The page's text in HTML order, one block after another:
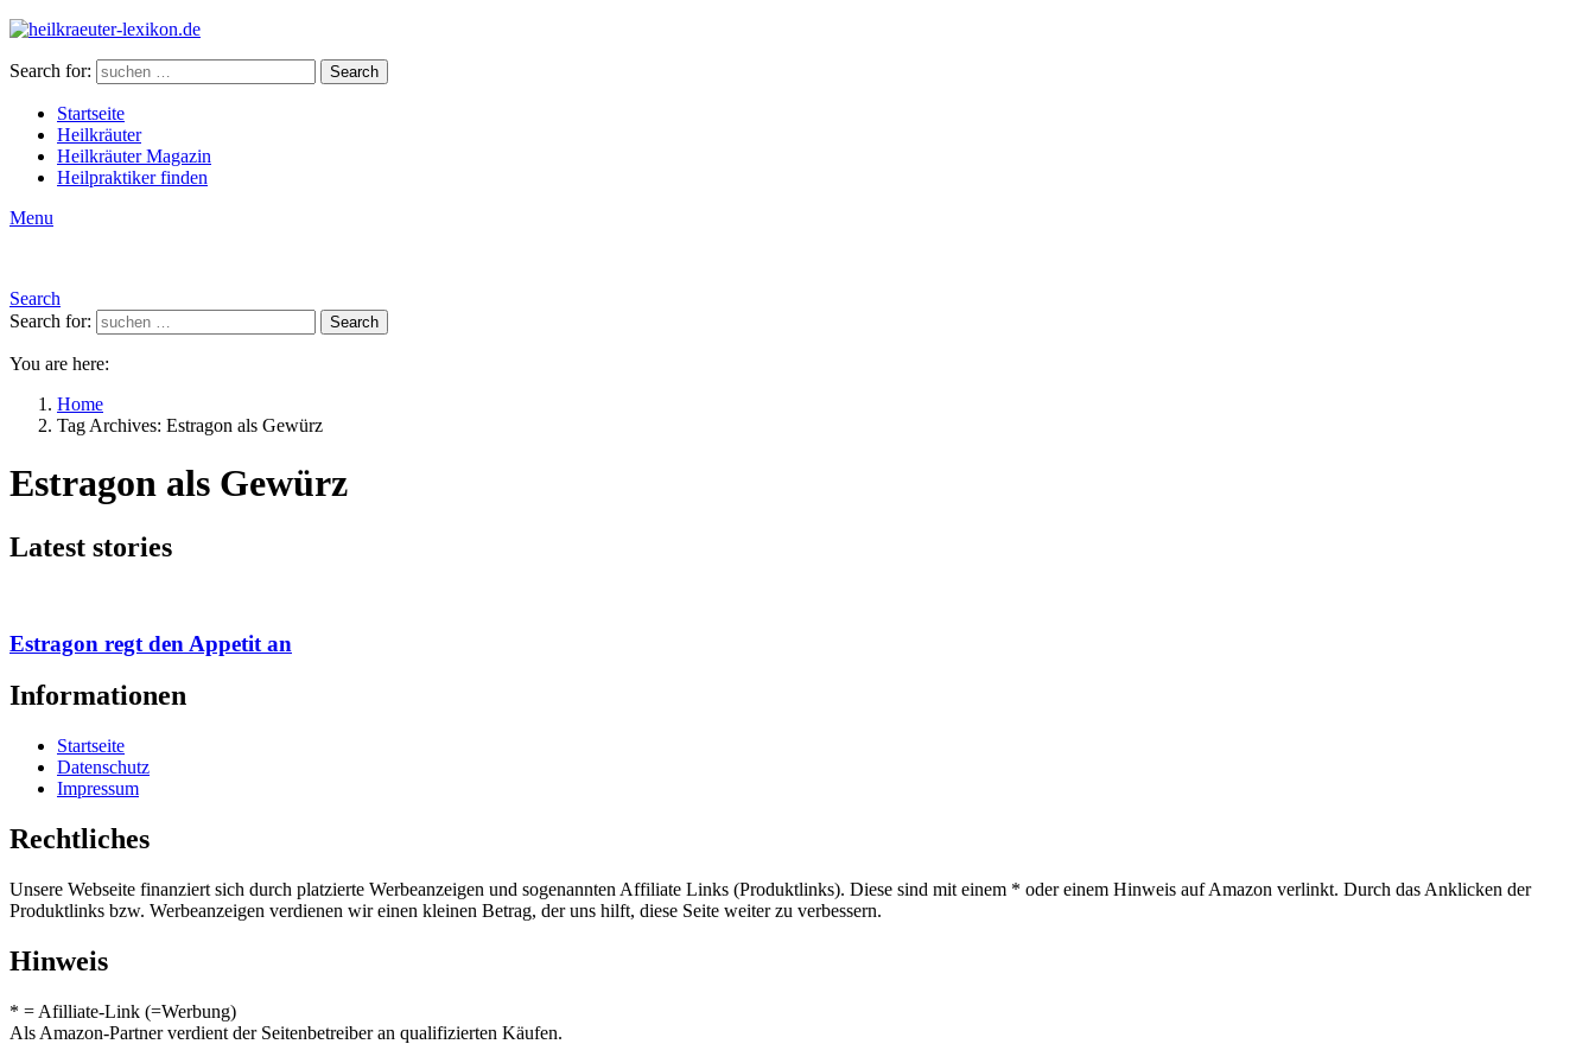
Search for: Search
Startseite
Heilkräuter
Heilkräuter Magazin
Heilpraktiker finden
Menu
Search
Search for:
Search
You are here:
Home
Tag Archives: Estragon als Gewürz
Estragon als Gewürz
Latest stories
Estragon regt den Appetit an
Informationen
Startseite
Datenschutz
Impressum
Rechtliches
Unsere Webseite finanziert sich durch platzierte Werbeanzeigen und sogenannten Affiliate Links (Produktlinks). Diese sind mit einem * oder einem Hinweis auf Amazon verlinkt. Durch das Anklicken der
Produktlinks bzw. Werbeanzeigen verdienen wir einen kleinen Betrag, der uns hilft, diese Seite weiter zu verbessern.
Hinweis
* = Afilliate-Link (=Werbung)
Als Amazon-Partner verdient der Seitenbetreiber an qualifizierten Käufen.